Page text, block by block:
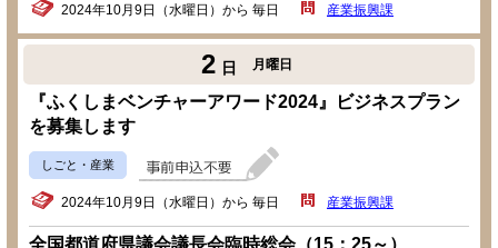
2024年10月9日（水曜日）から 毎日 産業振興課
2 日 月曜日
『ふくしまベンチャーアワード2024』ビジネスプラン
を募集します
しごと・産業
2024年10月9日（水曜日）から 毎日 産業振興課
全国都道府県議会議長会臨時総会（15：25～）